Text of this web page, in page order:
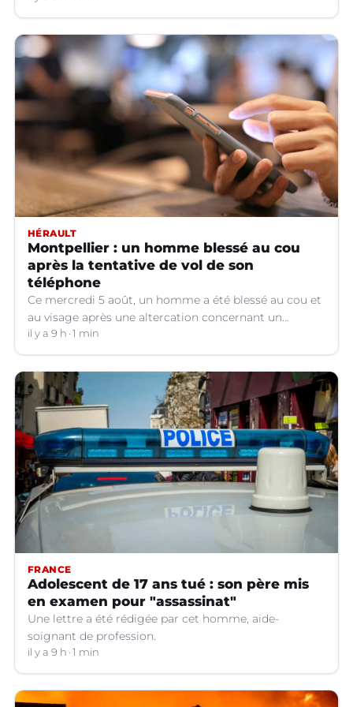
HÉRAULT
Montpellier : un homme blessé au cou
après la tentative de vol de son
téléphone
Ce mercredi 5 août, un homme a été blessé au cou et
au visage après une altercation concernant un
téléphone portable à Montpellier (Hérault).
il y a 9 h 1 min
FRANCE
Adolescent de 17 ans tué : son père mis
en examen pour "assassinat"
Une lettre a été rédigée par cet homme, aide-
soignant de profession.
il y a 9 h 1 min